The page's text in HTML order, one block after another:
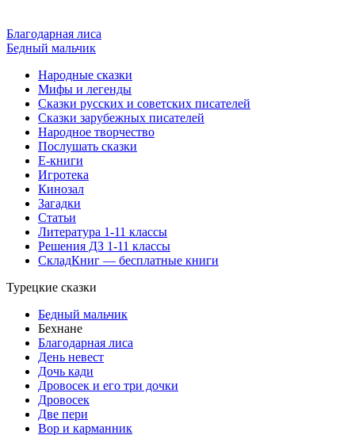
Благодарная лиса
Бедный мальчик
Народные сказки
Мифы и легенды
Сказки русских и советских писателей
Сказки зарубежных писателей
Народное творчество
Послушать сказки
Е-книги
Игротека
Кинозал
Загадки
Статьи
Литература 1-11 классы
Решения ДЗ 1-11 классы
СкладКниг — бесплатные книги
Турецкие сказки
Бедный мальчик
Бехнане
Благодарная лиса
День невест
Дочь кади
Дровосек и его три дочки
Дровосек
Две пери
Вор и карманник